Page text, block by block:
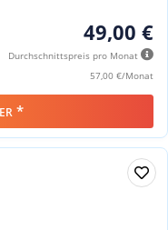
49,00 €
Durchschnittspreis pro Monat
57,00 €/Monat
*